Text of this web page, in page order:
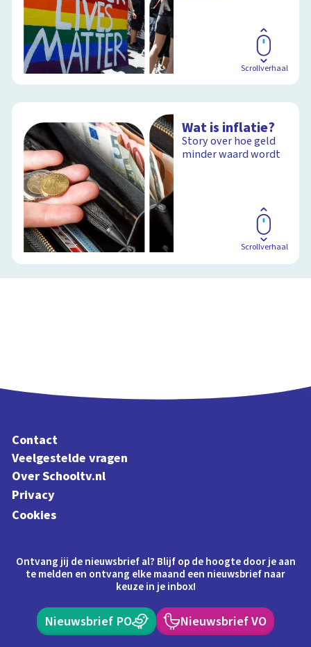
Scrollverhaal
Wat is inflatie?
Story over hoe geld
minder waard wordt
Scrollverhaal
Contact
Veelgestelde vragen
Over Schooltv.nl
Privacy
Cookies
Ontvang jij de nieuwsbrief al? Blijf op de hoogte door je aan
te melden en ontvang elke maand een nieuwsbrief naar
keuze in je inbox!
Nieuwsbrief PO Nieuwsbrief VO